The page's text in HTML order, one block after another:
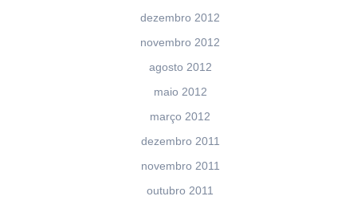
dezembro 2012
novembro 2012
agosto 2012
maio 2012
março 2012
dezembro 2011
novembro 2011
outubro 2011